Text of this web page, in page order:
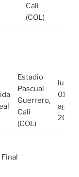
Cali
(COL)
Estadio
Pascual
Guerrero,
Cali
(COL)
lun,
01
ago
2022